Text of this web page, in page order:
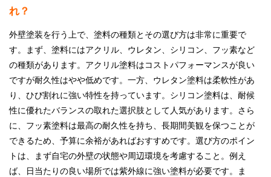
れ？
外壁塗装を行う上で、塗料の種類とその選び方は非常に重要で
す。まず、塗料にはアクリル、ウレタン、シリコン、フッ素など
の種類があります。アクリル塗料はコストパフォーマンスが良い
ですが耐久性はやや低めです。一方、ウレタン塗料は柔軟性があ
り、ひび割れに強い特性を持っています。シリコン塗料は、耐候
性に優れたバランスの取れた選択肢として人気があります。さら
に、フッ素塗料は最高の耐久性を持ち、長期間美観を保つことが
できるため、予算に余裕があればおすすめです。選び方のポイン
トは、まず自宅の外壁の状態や周辺環境を考慮すること。例え
ば、日当たりの良い場所では紫外線に強い塗料が必要です。ま